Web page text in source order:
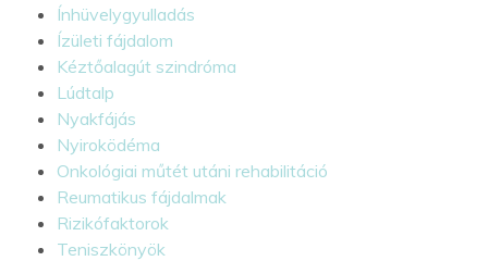
Ínhüvelygyulladás
Ízületi fájdalom
Kéztőalagút szindróma
Lúdtalp
Nyakfájás
Nyiroködéma
Onkológiai műtét utáni rehabilitáció
Reumatikus fájdalmak
Rizikófaktorok
Teniszkönyök